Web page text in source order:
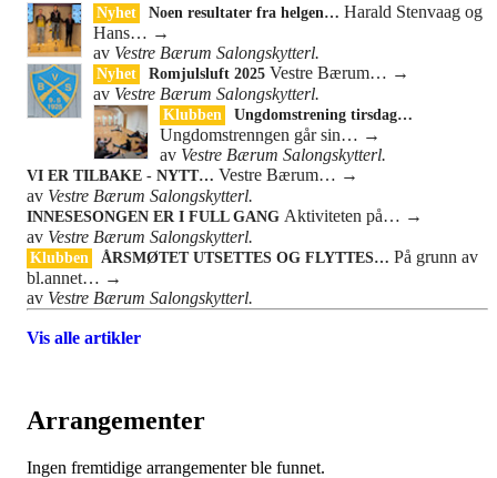
Nyhet Noen resultater fra helgen… Harald Stenvaag og
Hans… →
av Vestre Bærum Salongskytterl.
Nyhet Romjulsluft 2025 Vestre Bærum… →
av Vestre Bærum Salongskytterl.
Klubben Ungdomstrening tirsdag…
Ungdomstrenngen går sin… →
av Vestre Bærum Salongskytterl.
VI ER TILBAKE - NYTT… Vestre Bærum… →
av Vestre Bærum Salongskytterl.
INNESESONGEN ER I FULL GANG Aktiviteten på… →
av Vestre Bærum Salongskytterl.
Klubben ÅRSMØTET UTSETTES OG FLYTTES… På grunn av
bl.annet… →
av Vestre Bærum Salongskytterl.
Vis alle artikler
Arrangementer
Ingen fremtidige arrangementer ble funnet.